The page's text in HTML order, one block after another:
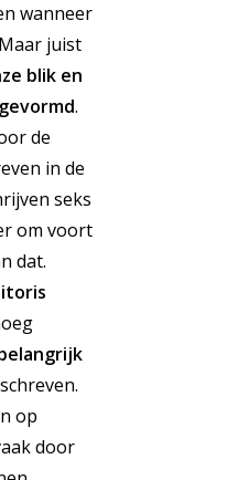
wanneer
juist
blik en
.
de
in de
seks
om voort
dat.
op
door